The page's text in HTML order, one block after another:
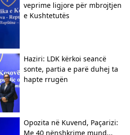
veprime ligjore për mbrojtjen
e Kushtetutës
Haziri: LDK kërkoi seancë
sonte, partia e parë duhej ta
hapte rrugën
Opozita në Kuvend, Paçarizi:
Me 40 nënshkrime mund...